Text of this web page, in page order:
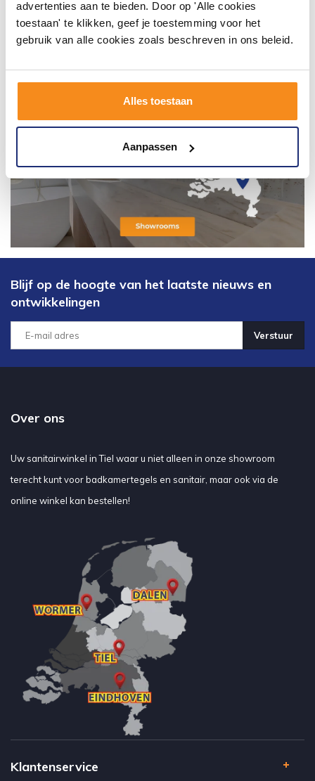
advertenties aan te bieden. Door op 'Alle cookies
toestaan' te klikken, geef je toestemming voor het
gebruik van alle cookies zoals beschreven in ons beleid.
Alles toestaan
Aanpassen
Blijf op de hoogte van het laatste nieuws en
ontwikkelingen
Verstuur
Over ons
Uw sanitairwinkel in Tiel waar u niet alleen in onze showroom
terecht kunt voor badkamertegels en sanitair, maar ook via de
online winkel kan bestellen!
Klantenservice